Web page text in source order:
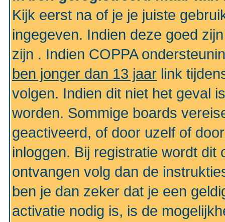
Kijk eerst na of je je juiste
ingegeven. Indien deze goed
zijn . Indien COPPA
ben jonger dan 13 jaar link
volgen. Indien dit niet het geval
worden. Sommige boards
geactiveerd, of door uzelf of
inloggen. Bij registratie wordt dit
ontvangen volg dan de
ben je dan zeker dat je een
activatie nodig is, is de